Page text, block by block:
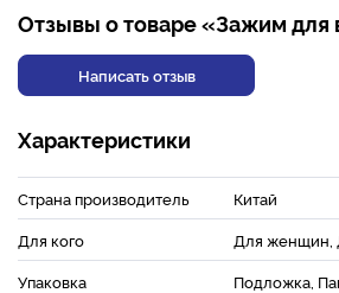
Отзывы о товаре «Зажим для
Написать отзыв
Характеристики
Страна производитель
Китай
Для кого
Для женщин,
Упаковка
Подложка,